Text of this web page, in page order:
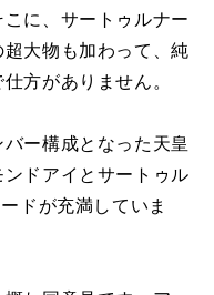
に、サートゥルナー
大物も加わって、純
方がありません。
ー構成となった天皇
ドアイとサートゥル
ドが充満していま